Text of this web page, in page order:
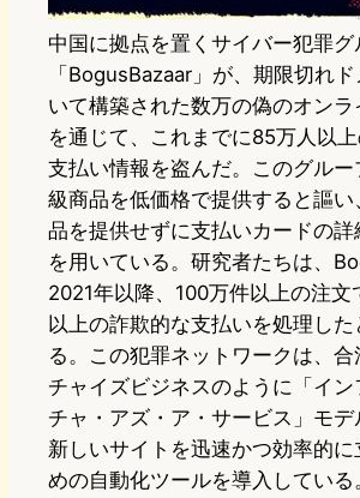
中国に拠点を置くサイバー犯罪グ
「BogusBazaar」が、期限切れ
いて構築された数万の偽のオン
を通じて、これまでに85万人以
支払い情報を盗んだ。このグルー
級商品を低価格で提供すると謳
品を提供せずに支払いカードの
を用いている。研究者たちは、
2021年以降、100万件以上の注
以上の詐欺的な支払いを処理し
る。この犯罪ネットワークは、
チャイズビジネスのように「イン
チャ・アズ・ア・サービス」モデ
新しいサイトを迅速かつ効率的に
めの自動化ツールを導入している